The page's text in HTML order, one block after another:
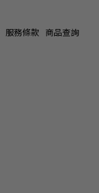
服務條款 商品查詢